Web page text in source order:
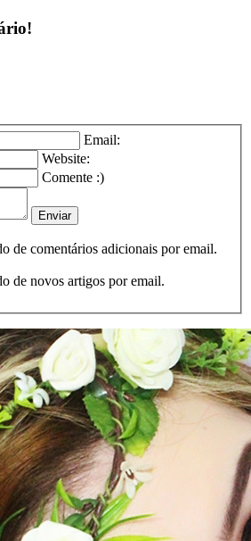
Email:
Website:
Comente :)
de comentários adicionais por email.
de novos artigos por email.